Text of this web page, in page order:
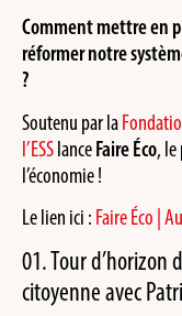
Comment mettre en
réformer notre
?
Soutenu par la
l’ESSlanceFaire Éco,
l’économie !
Le lien ici : Faire Éco |
01. Tour
citoyenne avec